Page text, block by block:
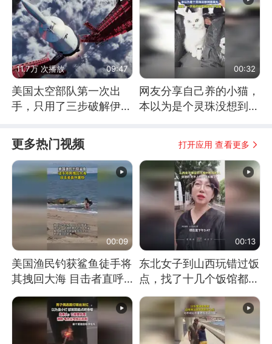
11.7万 次播放 09:47
美国太空部队第一次出
手，只用了三步破解伊朗
00:32
网友分享自己养的小猫，
本以为是个灵珠没想到是
更多热门视频 打开应用 查看更多
00:09
美国渔民钓获鲨鱼徒手将
其拽回大海 目击者直呼
震惊 （视频来源：参考
消息）
00:13
东北女子到山西玩错过饭
点，找了十几个饭馆都没
开门：午休到几点